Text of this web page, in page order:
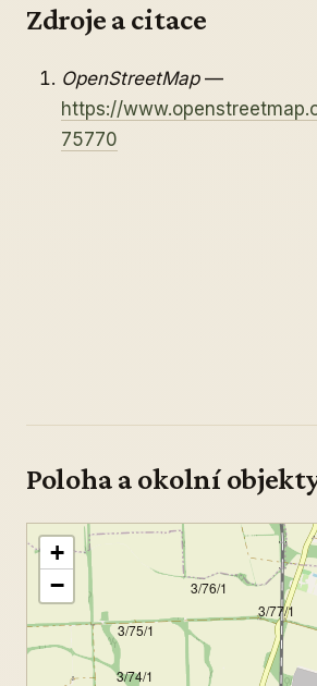
Zdroje a citace
OpenStreetMap—
https://
75770
Poloha a okolní
3/76/1
3/77/1
3/75/1
3/74/1
+
−